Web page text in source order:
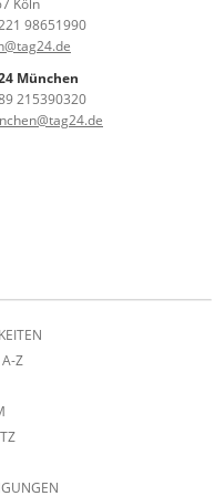
Köln
98651990
München
215390320
Z